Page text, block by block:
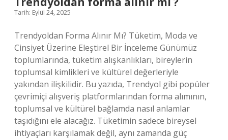
Tarih: Eylül 24, 2025
Trendyoldan Forma Alınır Mı? Tüketim, Moda ve
Cinsiyet Üzerine Eleştirel Bir İnceleme Günümüz
toplumlarında, tüketim alışkanlıkları, bireylerin
toplumsal kimlikleri ve kültürel değerleriyle
yakından ilişkilidir. Bu yazıda, Trendyol gibi popüler
çevrimiçi alışveriş platformlarından forma alımının,
toplumsal ve kültürel bağlamda nasıl anlamlar
taşıdığını ele alacağız. Tüketimin sadece bireysel
ihtiyaçları karşılamak değil, aynı zamanda güç